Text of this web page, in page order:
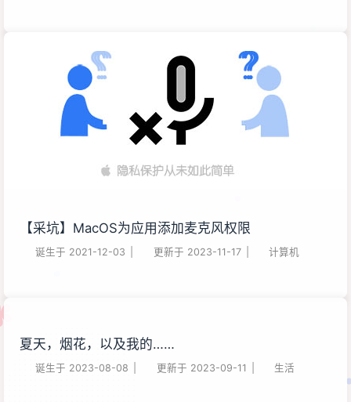
【采坑】MacOS为应用添加麦克风权限
诞生于 2021-12-03 更新于 2023-11-17 计算机
夏天，烟花，以及我的……
诞生于 2023-08-08 更新于 2023-09-11 生活